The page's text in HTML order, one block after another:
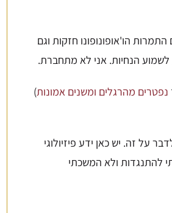
התמרות הו'אופונופונו חזקות וגם
הנחיות. אני לא מתחברת.
נפטרים מהרגלים ומשנים אמונות)
על זה. יש כאן ידע פיזיולוגי
להתנגדות ולא המשכתי